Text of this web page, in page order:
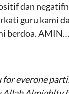
dan
guru kami
berdoa. AMIN…
for everone